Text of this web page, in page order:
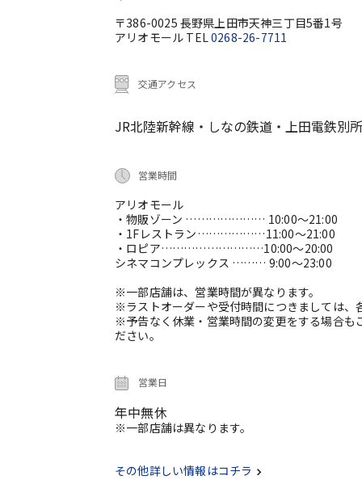
〒386-0025 長野県上田市天神三丁目5番1号
アリオモール TEL0268-26-7711
交通アクセス
JR北陸新幹線・しなの鉄道・上田電鉄別
営業時間
アリオモール
・物販ゾーン ………………… 10:00～21:00
・1Fレストラン………………11:00～21:00
・ロピア………………………10:00～20:00
シネマコンプレックス ……… 9:00～23:00
※一部店舗は、営業時間が異なります。
※ラストオーダーや受付時間につきましては、
※予告なく休業・営業時間の変更をする場合も
ださい。
営業日
年中無休
※一部店舗は異なります。
その他詳しい情報はコチラ